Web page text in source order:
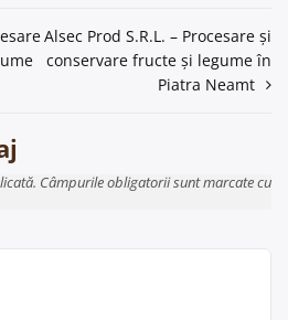
Alsec Prod S.R.L. – Procesare și
conservare fructe și legume în
Piatra Neamt
Câmpurile obligatorii sunt marcate cu